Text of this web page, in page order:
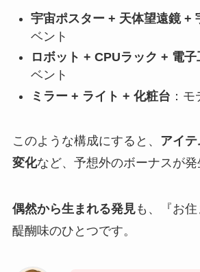
宇宙ポスター + 天体望遠鏡 +
ベント
ロボット + CPUラック + 電子
ベント
ミラー + ライト + 化粧台 ：
このような構成にすると、 アイ
変化など、予想外のボーナスが発
偶然から生まれる発見も、『お
醍醐味のひとつです。